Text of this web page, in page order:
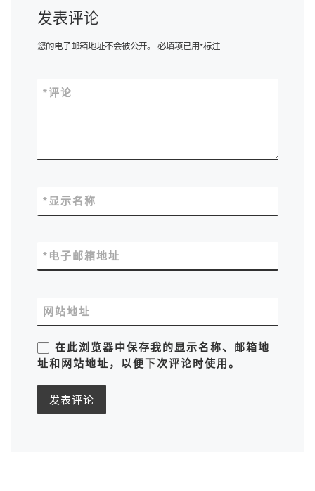
发表评论
您的电子邮箱地址不会被公开。 必填项已用*标注
评论
*
显示名称
*
电子邮箱地址
*
网站地址
在此浏览器中保存我的显示名称、邮箱地
址和网站地址，以便下次评论时使用。